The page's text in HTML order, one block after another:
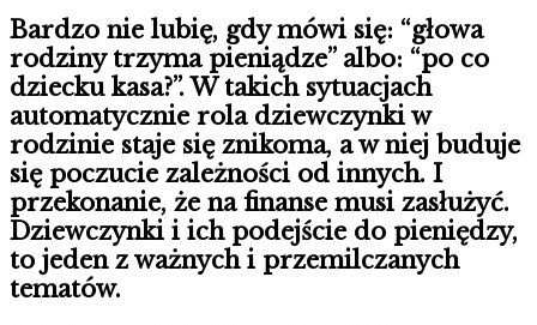
Bardzo nie lubię, gdy mówi się: “głowa
rodziny trzyma pieniądze” albo: “po co
dziecku kasa?”. W takich sytuacjach
automatycznie rola dziewczynki w
rodzinie staje się znikoma, a w niej buduje
się poczucie zależności od innych. I
przekonanie, że na finanse musi zasłużyć.
Dziewczynki i ich podejście do pieniędzy,
to jeden z ważnych i przemilczanych
tematów.